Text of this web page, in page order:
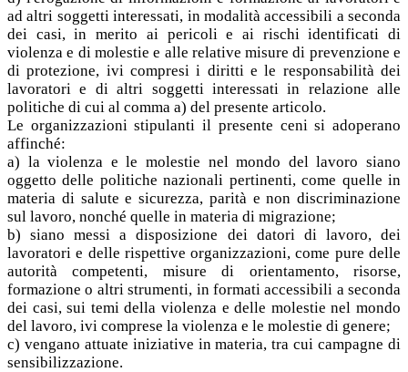
ad altri soggetti interessati, in modalità accessibili a seconda
dei casi, in merito ai pericoli e ai rischi identificati di
violenza e di molestie e alle relative misure di prevenzione e
di protezione, ivi compresi i diritti e le responsabilità dei
lavoratori e di altri soggetti interessati in relazione alle
politiche di cui al comma a) del presente articolo.
Le organizzazioni stipulanti il presente ceni si adoperano
affinché:
a) la violenza e le molestie nel mondo del lavoro siano
oggetto delle politiche nazionali pertinenti, come quelle in
materia di salute e sicurezza, parità e non discriminazione
sul lavoro, nonché quelle in materia di migrazione;
b) siano messi a disposizione dei datori di lavoro, dei
lavoratori e delle rispettive organizzazioni, come pure delle
autorità competenti, misure di orientamento, risorse,
formazione o altri strumenti, in formati accessibili a seconda
dei casi, sui temi della violenza e delle molestie nel mondo
del lavoro, ivi comprese la violenza e le molestie di genere;
c) vengano attuate iniziative in materia, tra cui campagne di
sensibilizzazione.